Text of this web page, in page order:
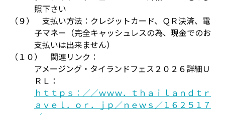
照下さい
（９） 支払い方法：クレジットカード、ＱＲ決済、電
子マネー（完全キャッシュレスの為、現金でのお
支払いは出来ません）
（１０） 関連リンク：
アメージング・タイランドフェス２０２６詳細Ｕ
ＲＬ：
ｈｔｔｐｓ：／／ｗｗｗ．ｔｈａｉｌａｎｄｔｒ
ａｖｅｌ．ｏｒ．ｊｐ／ｎｅｗｓ／１６２５１７